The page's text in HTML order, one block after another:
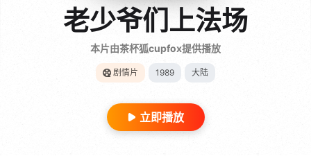
老少爷们上法场
本片由茶杯狐cupfox提供播放
剧情片 1989 大陆
立即播放